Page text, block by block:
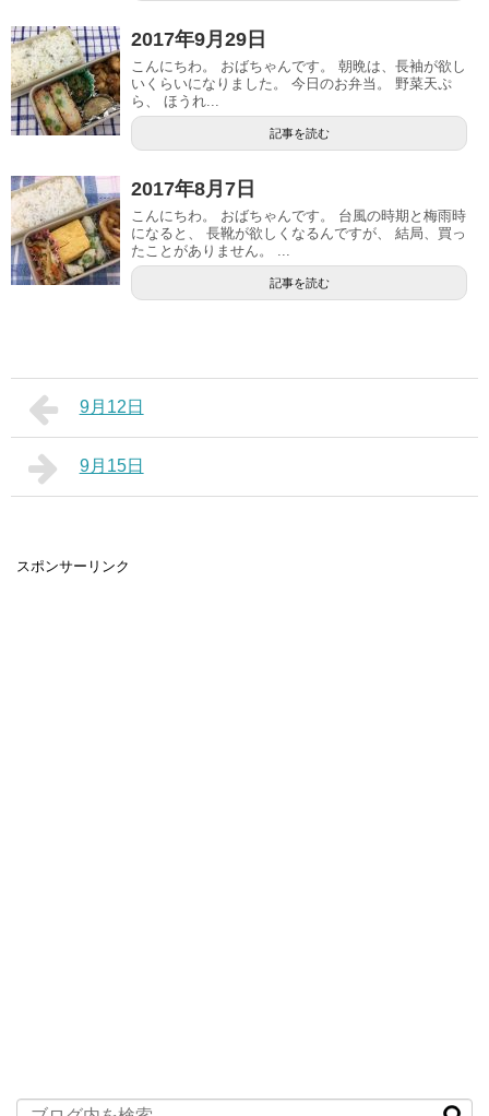
2017年9月29日
こんにちわ。 おばちゃんです。 朝晩は、長袖が欲し
いくらいになりました。 今日のお弁当。 野菜天ぷ
ら、 ほうれ...
記事を読む
2017年8月7日
こんにちわ。 おばちゃんです。 台風の時期と梅雨時
になると、 長靴が欲しくなるんですが、 結局、買っ
たことがありません。 ...
記事を読む
9月12日
9月15日
スポンサーリンク